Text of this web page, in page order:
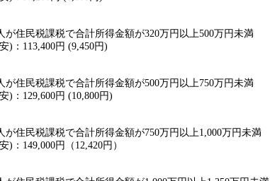
が住民税課税で合計所得金額が320万円以上500万円未満
)：113,400円 (9,450円)
が住民税課税で合計所得金額が500万円以上750万円未満
)：129,600円 (10,800円)
が住民税課税で合計所得金額が750万円以上1,000万円未満
：149,000円（12,420円）